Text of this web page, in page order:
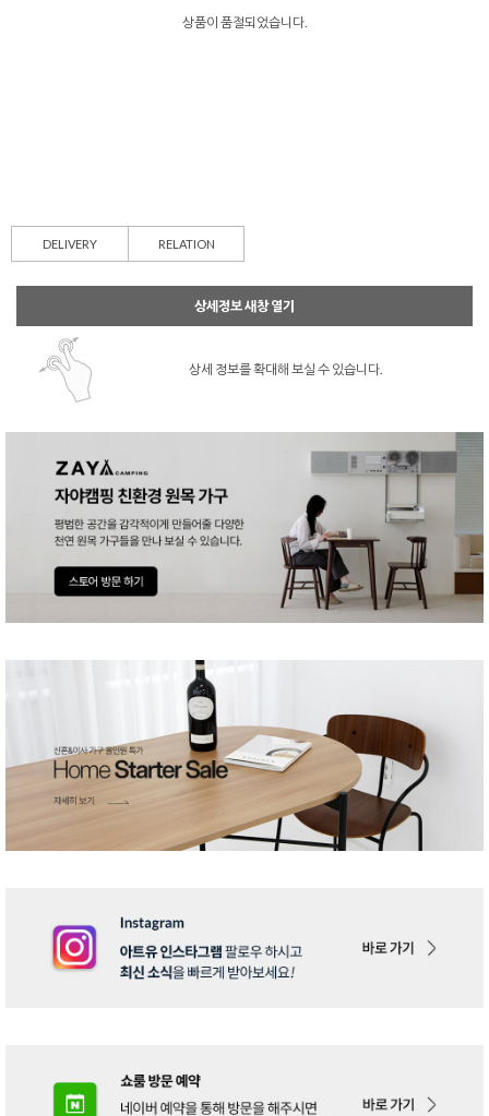
상품이 품절되었습니다.
DELIVERY RELATION
상세정보 새창 열기
상세 정보를 확대해 보실 수 있습니다.